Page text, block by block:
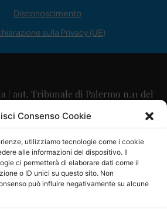
Consenso Cookie
utilizziamo tecnologie come i cookie
alle informazioni del dispositivo. Il
ci permetterà di elaborare dati come il
o ID unici su questo sito. Non
può influire negativamente su alcune
Disconoscimento
sulla Privacy (UE)
aut. Tribunale di Palermo n.11 del
29/09/2015
Maurizio Scaglione
Maria Calabrese